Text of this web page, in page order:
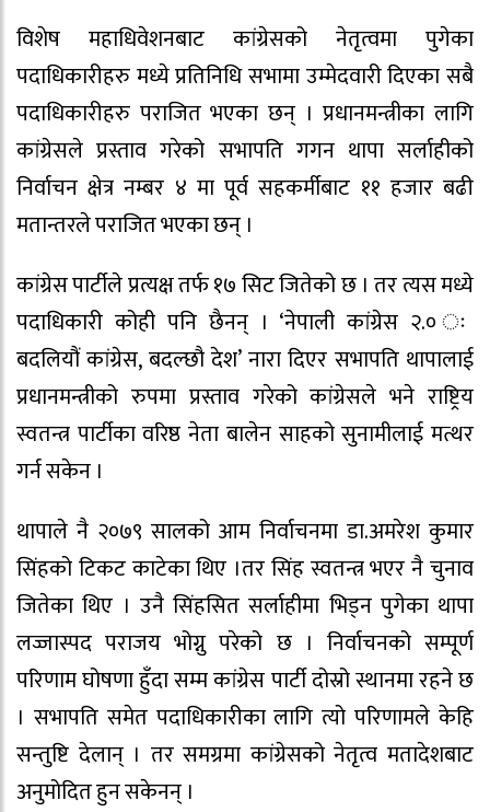
विशेष महाधिवेशनबाट कांग्रेसको नेतृत्वमा पुगेका
पदाधिकारीहरु मध्ये प्रतिनिधि सभामा उम्मेदवारी दिएका सबै
पदाधिकारीहरु पराजित भएका छन् । प्रधानमन्त्रीका लागि
कांग्रेसले प्रस्ताव गरेको सभापति गगन थापा सर्लाहीको
निर्वाचन क्षेत्र नम्बर ४ मा पूर्व सहकर्मीबाट ११ हजार बढी
मतान्तरले पराजित भएका छन् ।
कांग्रेस पार्टीले प्रत्यक्ष तर्फ १७ सिट जितेको छ । तर त्यस मध्ये
पदाधिकारी कोही पनि छैनन् । ‘नेपाली कांग्रेस २.० ः
बदलियौं कांग्रेस, बदल्छौ देश’ नारा दिएर सभापति थापालाई
प्रधानमन्त्रीको रुपमा प्रस्ताव गरेको कांग्रेसले भने राष्ट्रिय
स्वतन्त्र पार्टीका वरिष्ठ नेता बालेन साहको सुनामीलाई मत्थर
गर्न सकेन ।
थापाले नै २०७९ सालको आम निर्वाचनमा डा.अमरेश कुमार
सिंहको टिकट काटेका थिए ।तर सिंह स्वतन्त्र भएर नै चुनाव
जितेका थिए । उनै सिंहसित सर्लाहीमा भिड्न पुगेका थापा
लज्जास्पद पराजय भोग्नु परेको छ । निर्वाचनको सम्पूर्ण
परिणाम घोषणा हुँदा सम्म कांग्रेस पार्टी दोस्रो स्थानमा रहने छ
। सभापति समेत पदाधिकारीका लागि त्यो परिणामले केहि
सन्तुष्टि देलान् । तर समग्रमा कांग्रेसको नेतृत्व मतादेशबाट
अनुमोदित हुन सकेनन् ।